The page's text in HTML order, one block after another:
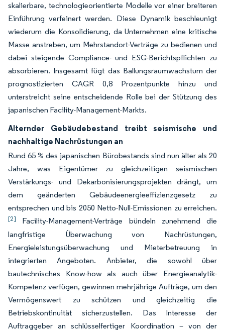
skalierbare, technologieorientierte Modelle vor einer breiteren
Einführung verfeinert werden. Diese Dynamik beschleunigt
wiederum die Konsolidierung, da Unternehmen eine kritische
Masse anstreben, um Mehrstandort-Verträge zu bedienen und
dabei steigende Compliance- und ESG-Berichtspflichten zu
absorbieren. Insgesamt fügt das Ballungsraumwachstum der
prognostizierten CAGR 0,8 Prozentpunkte hinzu und
unterstreicht seine entscheidende Rolle bei der Stützung des
japanischen Facility-Management-Markts.
Alternder Gebäudebestand treibt seismische und
nachhaltige Nachrüstungen an
Rund 65 % des japanischen Bürobestands sind nun älter als 20
Jahre, was Eigentümer zu gleichzeitigen seismischen
Verstärkungs- und Dekarbonisierungsprojekten drängt, um
dem geänderten Gebäudeenergieeffizienzgesetz zu
entsprechen und bis 2050 Netto-Null-Emissionen zu erreichen.
[2]
Facility-Management-Verträge bündeln zunehmend die
langfristige Überwachung von Nachrüstungen,
Energieleistungsüberwachung und Mieterbetreuung in
integrierten Angeboten. Anbieter, die sowohl über
bautechnisches Know-how als auch über Energieanalytik-
Kompetenz verfügen, gewinnen mehrjährige Aufträge, um den
Vermögenswert zu schützen und gleichzeitig die
Betriebskontinuität sicherzustellen. Das Interesse der
Auftraggeber an schlüsselfertiger Koordination – von der